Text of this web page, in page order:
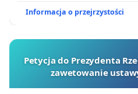
Informacja o przejrzystości
Petycja do Prezydenta
zawetowanie